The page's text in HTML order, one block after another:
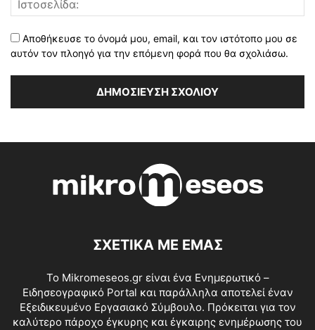
Αποθήκευσε το όνομά μου, email, και τον ιστότοπο μου σε
αυτόν τον πλοηγό για την επόμενη φορά που θα σχολιάσω.
ΣΧΕΤΙΚΑ ΜΕ ΕΜΑΣ
Το Mikromeseos.gr είναι ένα Ενημερωτικό –
Ειδησεογραφικό Portal και παράλληλα αποτελεί έναν
Εξειδικευμένο Εργασιακό Σύμβουλο. Πρόκειται για τον
καλύτερο πάροχο έγκυρης και έγκαιρης ενημέρωσης του